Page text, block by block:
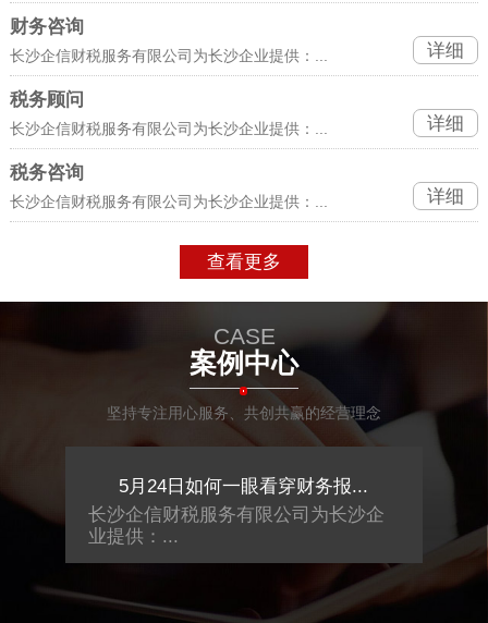
财务咨询
长沙企信财税服务有限公司为长沙企业提供：... 详细
税务顾问
长沙企信财税服务有限公司为长沙企业提供：... 详细
税务咨询
长沙企信财税服务有限公司为长沙企业提供：... 详细
查看更多
CASE
案例中心
坚持专注用心服务、共创共赢的经营理念
一眼看穿财务报...
务有限公司为长沙企
5月24日如何一眼看穿财
长沙企信财税服务有限公司为